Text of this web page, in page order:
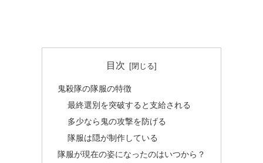
目次
鬼殺隊の隊服の特徴
最終選別を突破すると支給される
多少なら鬼の攻撃を防げる
隊服は隠が制作している
隊服が現在の姿になったのはいつから？